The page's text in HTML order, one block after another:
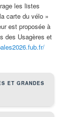
les listes
carte du vélo »
est proposée à
des Usagères et
ET GRANDES